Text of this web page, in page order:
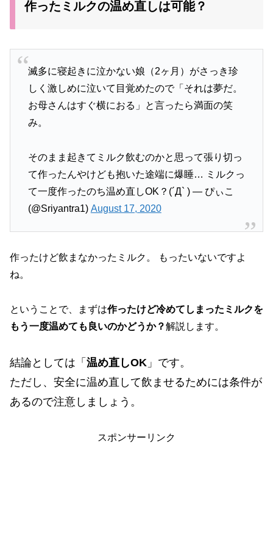
作ったミルクの温め直しは可能？
滅多に寝起きに泣かない娘（2ヶ月）がさっき珍
しく激しめに泣いて目覚めたので「それは夢だ。
お母さんはすぐ横におる」と言ったら満面の笑
み。
そのまま起きてミルク飲むのかと思って張り切っ
て作ったんやけども抱いた途端に爆睡… ミルクっ
て一度作ったのち温め直しOK？(´Д` ) — ぴぃこ
(@Sriyantra1) August 17, 2020
作ったけど飲まなかったミルク。 もったいないですよ
ね。
ということで、まずは作ったけど冷めてしまったミルクを
もう一度温めても良いのかどうか？解説します。
結論としては「 温め直しOK 」です。
ただし、安全に温め直して飲ませるためには条件が
あるので注意しましょう。
スポンサーリンク